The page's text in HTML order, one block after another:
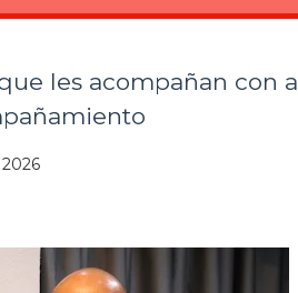
les acompañan con